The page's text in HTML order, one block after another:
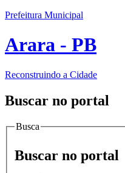
Prefeitura Municipal
Arara - PB
Reconstruindo a Cidade
Buscar no portal
Busca
Buscar no portal